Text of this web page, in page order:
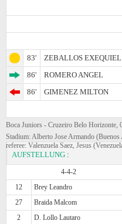
83'
ZEBALLOS EXEQUIEL
86'
ROMERO ANGEL
86'
GIMENEZ MILTON
Boca Juniors - Cruzeiro Belo Horizonte,
Stadium: Alberto Jose Armando
referee: Valenzuela Saez, Jesus
AUFSTELLUNG :
4-4-2
12
Brey Leandro
27
Braida Malcom
2
D. Lollo Lautaro